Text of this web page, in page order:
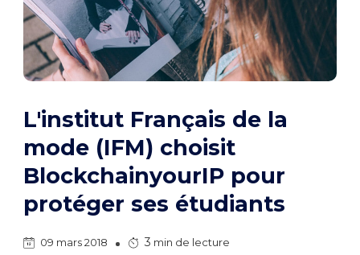
L'institut Français de la
mode (IFM) choisit
BlockchainyourIP pour
protéger ses étudiants
09 mars 2018 3 min de lecture